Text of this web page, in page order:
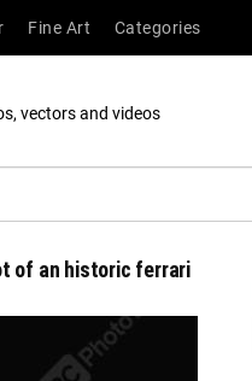
Fine Art Categories
vectors and videos
of an historic ferrari